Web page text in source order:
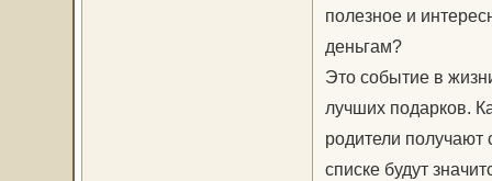
полезное и
деньгам?
Это событие в
лучших подарков.
родители получают
списке будут